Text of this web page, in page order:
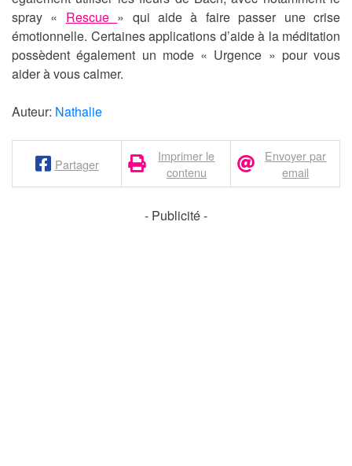
spray « Rescue » qui aide à faire passer une crise
émotionnelle. Certaines applications d’aide à la méditation
possèdent également un mode « Urgence » pour vous
aider à vous calmer.
Auteur: Nathalie
Partager
Imprimer le
contenu
Envoyer par
email
- Publicité -